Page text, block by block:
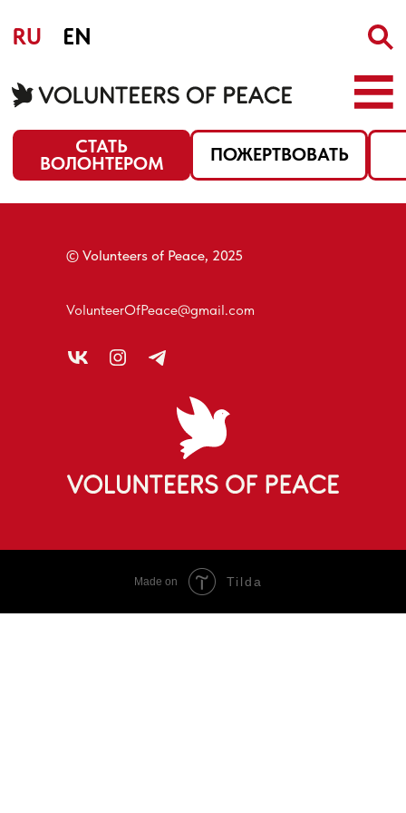
СТАТЬ КОНТАКТЫ
EN
RU
© Volunteers of Peace, 2025
VolunteerOfPeace@gmail.com
Made on Tilda